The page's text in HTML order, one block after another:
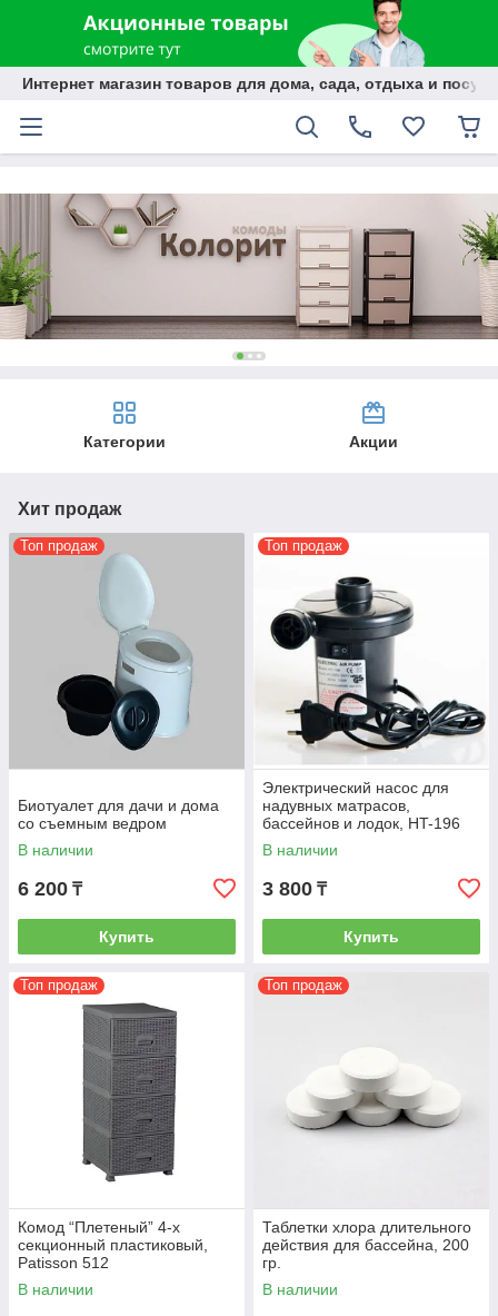
Интернет магазин товаров для дома, сада, отдыха и
Категории Акции
Хит продаж
Топ продаж
Биотуалет для дачи и дома
со съемным ведром
В наличии
6 200 ₸
Купить
Топ продаж
Электрический насос для
надувных матрасов,
бассейнов и лодок, HT-196
В наличии
3 800 ₸
Купить
Топ продаж
Комод “Плетеный” 4-х
секционный пластиковый,
Patisson 512
В наличии
Топ продаж
Таблетки хлора длительного
действия для бассейна, 200
гр.
В наличии